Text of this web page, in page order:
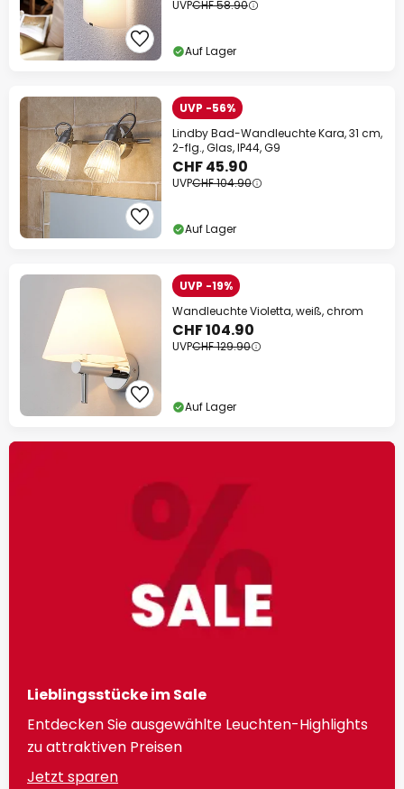
UVPCHF 58.90
Auf Lager
UVP -56%
Lindby Bad-Wandleuchte Kara, 31 cm,
2-flg., Glas, IP44, G9
CHF 45.90
UVPCHF 104.90
Auf Lager
UVP -19%
Wandleuchte Violetta, weiß, chrom
CHF 104.90
UVPCHF 129.90
Auf Lager
Lieblingsstücke im Sale
Entdecken Sie ausgewählte Leuchten-Highlights
zu attraktiven Preisen
Jetzt sparen